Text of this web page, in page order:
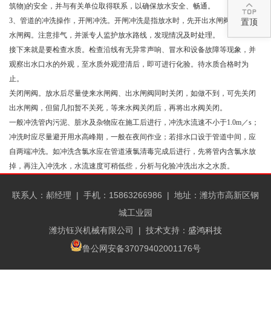

置顶
筑物)的安全，并与有关单位取得联系，以确保放水安全、畅通。
3、管道的冲洗操作，开闸冲洗。开闸冲洗是指放水时，先开出水闸阀，再开来
水闸阀。注意排气，并派专人监护放水路线，发现情况及时处理。
接下来就是要检查水质。检查沿线有无异常声响、冒水和设备故障等现象，并
观察出水口水的外观，至水质外观澄清后，即可进行化验。待水质合格时为
止。
关闭闸阀。放水后尽量使来水闸阀、出水闸阀同时关闭，如做不到，可先关闭
出水闸阀，但留几扣暂不关死，等来水阀关闭后，再将出水阀关闭。
一般冲洗管内污泥、脏水及杂物应在施工后进行，冲洗水流速不小于1.0m／s；
冲洗时应尽量避开用水高峰期，一般在夜间作业；若排水口设于管道中间，应
自两端冲洗。如冲洗含氯水应在管道液氯清毒完成后进行，先将管内含氯水放
掉，再注入冲洗水，水流速度可稍低些，分析与化验冲洗出水之水质。
联系人：郝经理 | 手机：15863266986 | 地址：潍坊市高新区钢
城工业园
潍坊钰兴机械有限公司
| 技术支持： 盛鸿科技
鲁公网安备37079402001176号